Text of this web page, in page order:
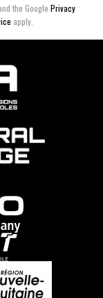
the GooglePrivacy
apply.